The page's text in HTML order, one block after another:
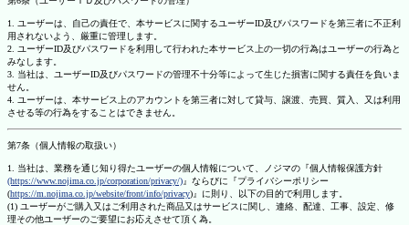
1. ユーザーは、自己の責任で、本サービスに関するユーザーID及びパスワードを第三者に不正利
用されないよう、厳重に管理します。
2. ユーザーID及びパスワードを利用して行われた本サービス上の一切の行為はユーザーの行為と
みなします。
3. 当社は、ユーザーID及びパスワードの管理不十分等によって生じた損害に関する責任を負いま
せん。
4. ユーザーは、本サービス上のアカウントを第三者に対して貸与、譲渡、売買、質入、又は利用
させる等の行為をすることはできません。
第7条（個人情報の取扱い）
1. 当社は、業務を通じ知り得たユーザーの個人情報について、ノジマの『個人情報保護方針
(https://www.nojima.co.jp/corporation/privacy/)』ならびに『プライバシーポリシー
(https://m.nojima.co.jp/website/front/info/privacy)』に則り、以下の目的で利用します。
(1) ユーザーがご購入又はご利用された商品又はサービスに関し、連絡、配達、工事、設定、修
理その他ユーザーのご要望にお応えさせて頂く為。